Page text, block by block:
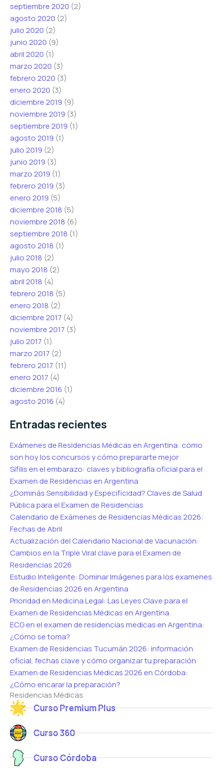
septiembre 2020 (2)
agosto 2020 (2)
julio 2020 (2)
junio 2020 (9)
abril 2020 (1)
marzo 2020 (3)
febrero 2020 (3)
enero 2020 (3)
diciembre 2019 (9)
noviembre 2019 (3)
septiembre 2019 (1)
agosto 2019 (1)
julio 2019 (2)
junio 2019 (3)
marzo 2019 (1)
febrero 2019 (3)
enero 2019 (5)
diciembre 2018 (5)
noviembre 2018 (6)
septiembre 2018 (1)
agosto 2018 (1)
julio 2018 (2)
mayo 2018 (2)
abril 2018 (4)
febrero 2018 (5)
enero 2018 (2)
diciembre 2017 (4)
noviembre 2017 (3)
julio 2017 (1)
marzo 2017 (2)
febrero 2017 (11)
enero 2017 (4)
diciembre 2016 (1)
agosto 2016 (4)
Entradas recientes
Exámenes de Residencias Médicas en Argentina: cómo
son hoy los concursos y cómo prepararte mejor
Sífilis en el embarazo: claves y bibliografía oficial para el
Examen de Residencias en Argentina
¿Dominás Sensibilidad y Especificidad? Claves de Salud
Pública para el Examen de Residencias
Calendario de Exámenes de Residencias Médicas 2026:
Fechas de Abril
Actualización del Calendario Nacional de Vacunación:
Cambios en la Triple Viral clave para el Examen de
Residencias 2026
Estudio Inteligente: Dominar Imágenes para los examenes
de Residencias 2026 en Argentina
Prioridad en Medicina Legal: Las Leyes Clave para el
Examen de Residencias Médicas en Argentina
ECG en el examen de residencias medicas en Argentina:
¿Cómo se toma?
Examen de Residencias Tucumán 2026: información
oficial, fechas clave y cómo organizar tu preparación
Examen de Residencias Médicas 2026 en Córdoba:
¿Cómo encarar la preparación?
Residencias Médicas
Curso Premium Plus
Curso 360
Curso Córdoba